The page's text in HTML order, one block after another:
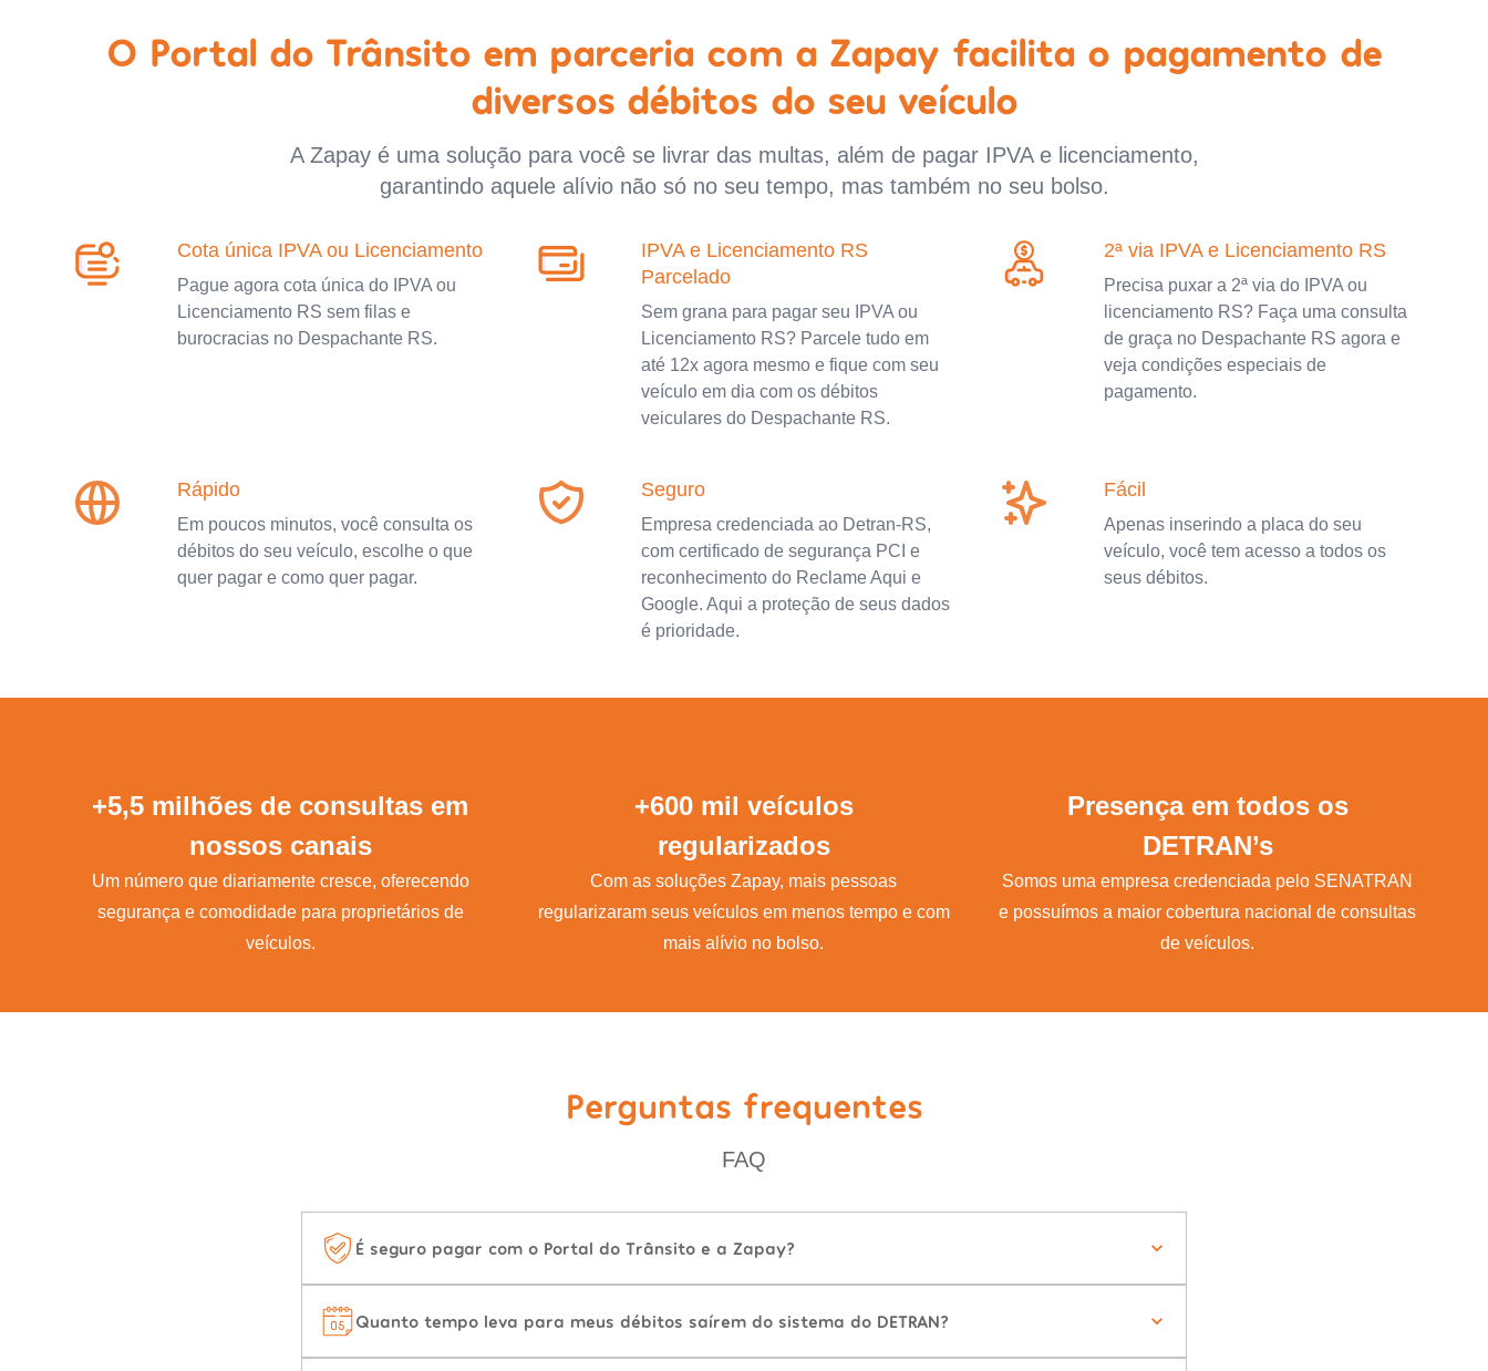
O Portal do Trânsito em parceria com a Zapay facilita o pagamento de
diversos débitos do seu veículo
A Zapay é uma solução para você se livrar das multas, além de pagar IPVA e licenciamento,
garantindo aquele alívio não só no seu tempo, mas também no seu bolso.
Cota única IPVA ou Licenciamento
Pague agora cota única do IPVA ou
Licenciamento RS sem filas e
burocracias no Despachante RS.
IPVA e Licenciamento RS
Parcelado
Sem grana para pagar seu IPVA ou
Licenciamento RS? Parcele tudo em
até 12x agora mesmo e fique com seu
veículo em dia com os débitos
veiculares do Despachante RS.
2ª via IPVA e Licenciamento RS
Precisa puxar a 2ª via do IPVA ou
licenciamento RS? Faça uma consulta
de graça no Despachante RS agora e
veja condições especiais de
pagamento.
Rápido
Em poucos minutos, você consulta os
débitos do seu veículo, escolhe o que
quer pagar e como quer pagar.
Seguro
Empresa credenciada ao Detran-RS,
com certificado de segurança PCI e
reconhecimento do Reclame Aqui e
Google. Aqui a proteção de seus dados
é prioridade.
Fácil
Apenas inserindo a placa do seu
veículo, você tem acesso a todos os
seus débitos.
+5,5 milhões de consultas em
nossos canais
Um número que diariamente cresce, oferecendo
segurança e comodidade para proprietários de
veículos.
+600 mil veículos
regularizados
Com as soluções Zapay, mais pessoas
regularizaram seus veículos em menos tempo e com
mais alívio no bolso.
Presença em todos os
DETRAN’s
Somos uma empresa credenciada pelo SENATRAN
e possuímos a maior cobertura nacional de consultas
de veículos.
Perguntas frequentes
FAQ
É seguro pagar com o Portal do Trânsito e a Zapay?
Quanto tempo leva para meus débitos saírem do sistema do DETRAN?